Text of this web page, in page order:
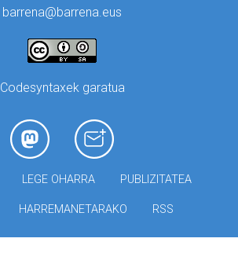
barrena@barrena.eus
Codesyntaxek garatua
LEGE OHARRA PUBLIZITATEA
HARREMANETARAKO RSS